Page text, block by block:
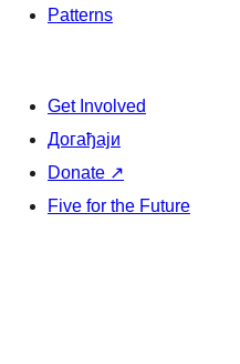
Patterns
Get Involved
Догађаји
Donate ↗
Five for the Future